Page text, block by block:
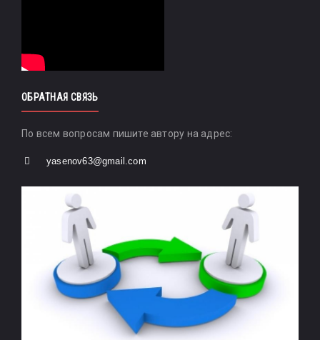
ОБРАТНАЯ СВЯЗЬ
По всем вопросам пишите автору на адрес:
yasenov63@gmail.com